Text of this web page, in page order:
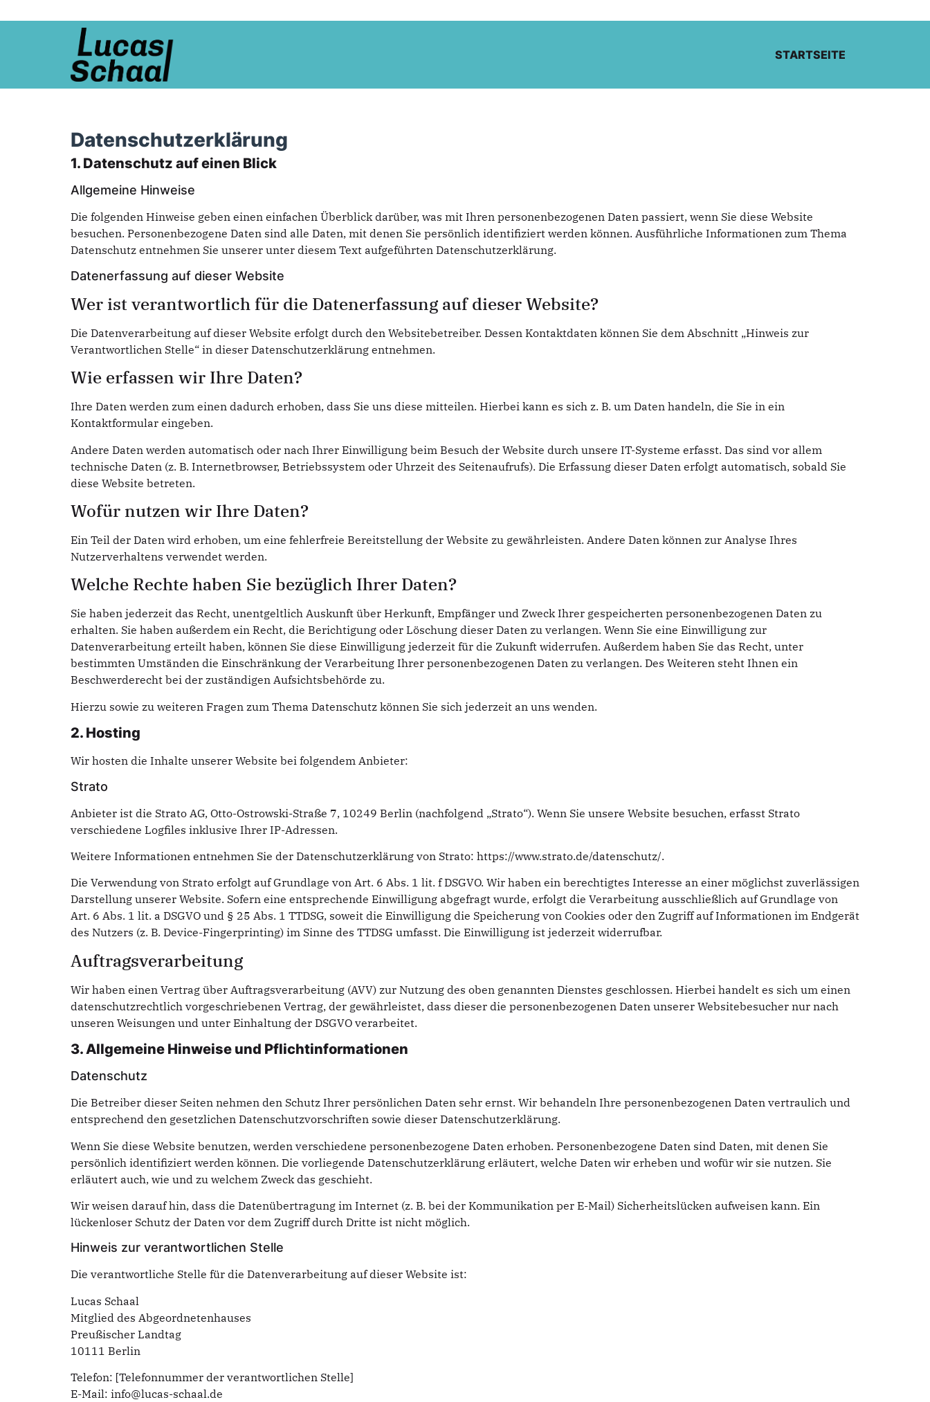
STARTSEITE
Datenschutzerklärung
1. Datenschutz auf einen Blick
Allgemeine Hinweise
Die folgenden Hinweise geben einen einfachen Überblick darüber, was mit Ihren personenbezogenen Daten passiert, wenn Sie diese Website
besuchen. Personenbezogene Daten sind alle Daten, mit denen Sie persönlich identifiziert werden können. Ausführliche Informationen zum Thema
Datenschutz entnehmen Sie unserer unter diesem Text aufgeführten Datenschutzerklärung.
Datenerfassung auf dieser Website
Wer ist verantwortlich für die Datenerfassung auf dieser Website?
Die Datenverarbeitung auf dieser Website erfolgt durch den Websitebetreiber. Dessen Kontaktdaten können Sie dem Abschnitt „Hinweis zur
Verantwortlichen Stelle“ in dieser Datenschutzerklärung entnehmen.
Wie erfassen wir Ihre Daten?
Ihre Daten werden zum einen dadurch erhoben, dass Sie uns diese mitteilen. Hierbei kann es sich z. B. um Daten handeln, die Sie in ein
Kontaktformular eingeben.
Andere Daten werden automatisch oder nach Ihrer Einwilligung beim Besuch der Website durch unsere IT-Systeme erfasst. Das sind vor allem
technische Daten (z. B. Internetbrowser, Betriebssystem oder Uhrzeit des Seitenaufrufs). Die Erfassung dieser Daten erfolgt automatisch, sobald Sie
diese Website betreten.
Wofür nutzen wir Ihre Daten?
Ein Teil der Daten wird erhoben, um eine fehlerfreie Bereitstellung der Website zu gewährleisten. Andere Daten können zur Analyse Ihres
Nutzerverhaltens verwendet werden.
Welche Rechte haben Sie bezüglich Ihrer Daten?
Sie haben jederzeit das Recht, unentgeltlich Auskunft über Herkunft, Empfänger und Zweck Ihrer gespeicherten personenbezogenen Daten zu
erhalten. Sie haben außerdem ein Recht, die Berichtigung oder Löschung dieser Daten zu verlangen. Wenn Sie eine Einwilligung zur
Datenverarbeitung erteilt haben, können Sie diese Einwilligung jederzeit für die Zukunft widerrufen. Außerdem haben Sie das Recht, unter
bestimmten Umständen die Einschränkung der Verarbeitung Ihrer personenbezogenen Daten zu verlangen. Des Weiteren steht Ihnen ein
Beschwerderecht bei der zuständigen Aufsichtsbehörde zu.
Hierzu sowie zu weiteren Fragen zum Thema Datenschutz können Sie sich jederzeit an uns wenden.
2. Hosting
Wir hosten die Inhalte unserer Website bei folgendem Anbieter:
Strato
Anbieter ist die Strato AG, Otto-Ostrowski-Straße 7, 10249 Berlin (nachfolgend „Strato“). Wenn Sie unsere Website besuchen, erfasst Strato
verschiedene Logfiles inklusive Ihrer IP-Adressen.
Weitere Informationen entnehmen Sie der Datenschutzerklärung von Strato: https://www.strato.de/datenschutz/.
Die Verwendung von Strato erfolgt auf Grundlage von Art. 6 Abs. 1 lit. f DSGVO. Wir haben ein berechtigtes Interesse an einer möglichst zuverlässigen
Darstellung unserer Website. Sofern eine entsprechende Einwilligung abgefragt wurde, erfolgt die Verarbeitung ausschließlich auf Grundlage von
Art. 6 Abs. 1 lit. a DSGVO und § 25 Abs. 1 TTDSG, soweit die Einwilligung die Speicherung von Cookies oder den Zugriff auf Informationen im Endgerät
des Nutzers (z. B. Device-Fingerprinting) im Sinne des TTDSG umfasst. Die Einwilligung ist jederzeit widerrufbar.
Auftragsverarbeitung
Wir haben einen Vertrag über Auftragsverarbeitung (AVV) zur Nutzung des oben genannten Dienstes geschlossen. Hierbei handelt es sich um einen
datenschutzrechtlich vorgeschriebenen Vertrag, der gewährleistet, dass dieser die personenbezogenen Daten unserer Websitebesucher nur nach
unseren Weisungen und unter Einhaltung der DSGVO verarbeitet.
3. Allgemeine Hinweise und Pflicht­informationen
Datenschutz
Die Betreiber dieser Seiten nehmen den Schutz Ihrer persönlichen Daten sehr ernst. Wir behandeln Ihre personenbezogenen Daten vertraulich und
entsprechend den gesetzlichen Datenschutzvorschriften sowie dieser Datenschutzerklärung.
Wenn Sie diese Website benutzen, werden verschiedene personenbezogene Daten erhoben. Personenbezogene Daten sind Daten, mit denen Sie
persönlich identifiziert werden können. Die vorliegende Datenschutzerklärung erläutert, welche Daten wir erheben und wofür wir sie nutzen. Sie
erläutert auch, wie und zu welchem Zweck das geschieht.
Wir weisen darauf hin, dass die Datenübertragung im Internet (z. B. bei der Kommunikation per E-Mail) Sicherheitslücken aufweisen kann. Ein
lückenloser Schutz der Daten vor dem Zugriff durch Dritte ist nicht möglich.
Hinweis zur verantwortlichen Stelle
Die verantwortliche Stelle für die Datenverarbeitung auf dieser Website ist:
Lucas Schaal
Mitglied des Abgeordnetenhauses
Preußischer Landtag
10111 Berlin
Telefon: [Telefonnummer der verantwortlichen Stelle]
E-Mail: info@lucas-schaal.de